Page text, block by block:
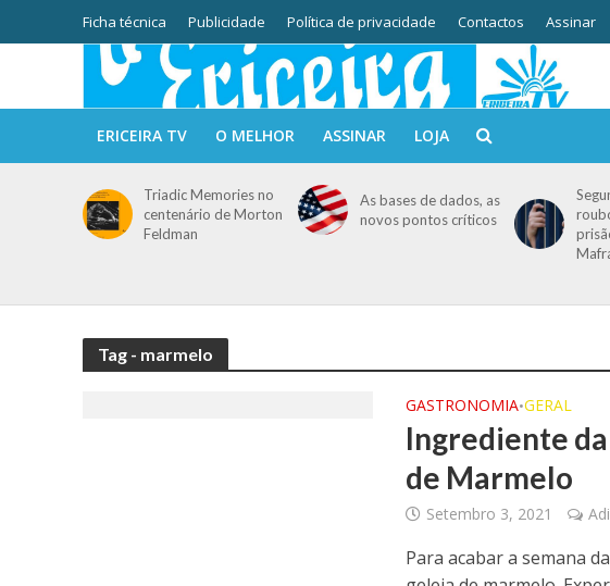
Ficha técnica Publicidade Política de privacidade Contactos Assinar
ERICEIRA TV O MELHOR ASSINAR LOJA
Triadic Memories no
centenário de Morton
Feldman
As bases de dados, as
novos pontos críticos
Tag - marmelo
GASTRONOMIA•GERAL
Ingrediente
de Marmelo
Setembro 3, 2021
Para acabar a semana